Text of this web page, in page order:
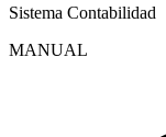
Sistema Contabilidad
MANUAL